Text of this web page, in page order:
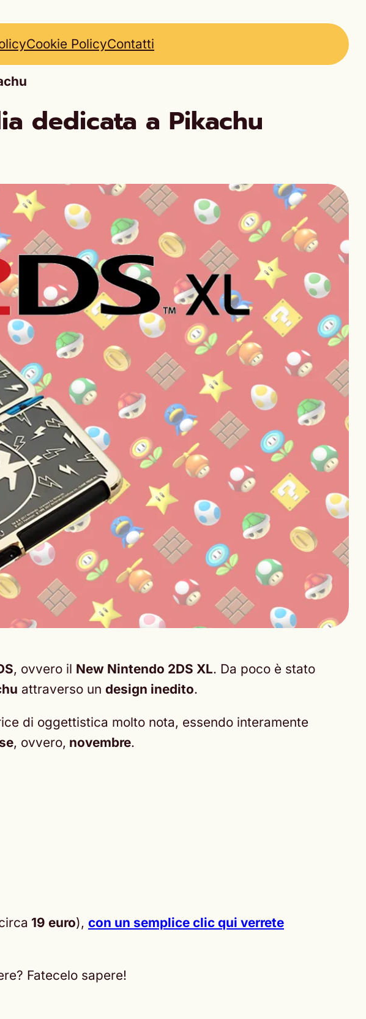
Cookie PolicyContatti
dedicata a Pikachu
, ovvero il New Nintendo 2DS XL. Da poco è stato
attraverso un design inedito.
di oggettistica molto nota, essendo interamente
, ovvero, novembre.
19 euro), con un semplice clic qui verrete
Fatecelo sapere!